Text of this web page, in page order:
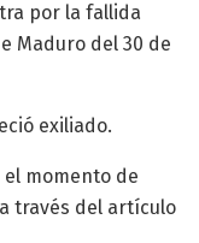
por la fallida
Maduro del 30 de
exiliado.
el momento de
través del artículo